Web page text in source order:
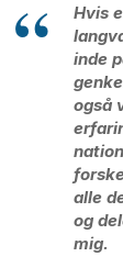
Hvis
inde
også
alle
og
mig.